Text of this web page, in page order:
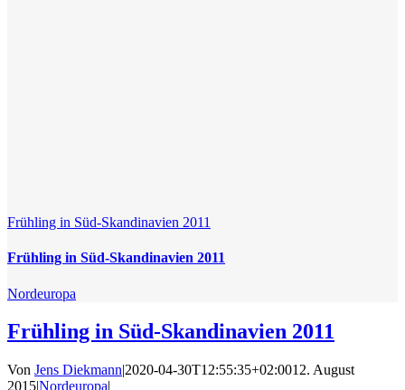
Frühling in Süd-Skandinavien 2011
Frühling in Süd-Skandinavien 2011
Nordeuropa
Frühling in Süd-Skandinavien 2011
Von Jens Diekmann|2020-04-30T12:55:35+02:0012. August
2015|Nordeuropa|